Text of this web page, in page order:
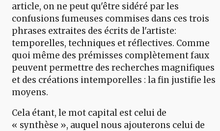
article, on ne peut qu'être sidéré par les
confusions fumeuses commises dans ces trois
phrases extraites des écrits de l'artiste:
temporelles, techniques et réflectives. Comme
quoi même des prémisses complètement faux
peuvent permettre des recherches magnifiques
et des créations intemporelles : la fin justifie les
moyens.
Cela étant, le mot capital est celui de
« synthèse », auquel nous ajouterons celui de